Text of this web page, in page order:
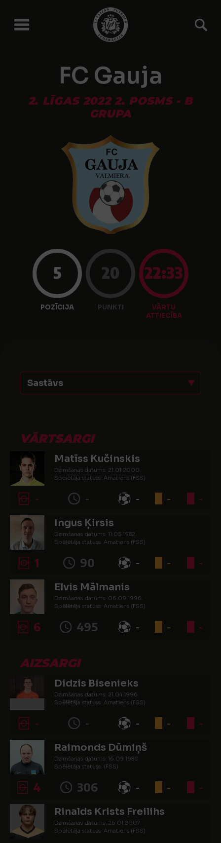
FC Gauja
2. LĪGAS 2022 2. POSMS - B
GRUPA
5
POZĪCIJA
20
PUNKTI
22:33
VĀRTU
ATTIECĪBA
Sastāvs
VĀRTSARGI
Matīss Kučinskis
Dzimšanas datums: 21.01.2000.
Spēlētāja statuss: Amatieris (FSS)
- - - - -
Ingus Ķirsis
Dzimšanas datums: 11.05.1982.
Spēlētāja statuss: Amatieris (FSS)
1 90 - - -
Elvis Mālmanis
Dzimšanas datums: 06.09.1996.
Spēlētāja statuss: Amatieris (FSS)
6 495 - - -
AIZSARGI
Didzis Bisenieks
Dzimšanas datums: 21.04.1996.
Spēlētāja statuss: Amatieris (FSS)
- - - - -
Raimonds Dūmiņš
Dzimšanas datums: 16.09.1980.
Spēlētāja statuss: (FSS)
4 306 - - -
Rinalds Krists Freilihs
Dzimšanas datums: 26.01.2007.
Spēlētāja statuss: Amatieris (FSS)